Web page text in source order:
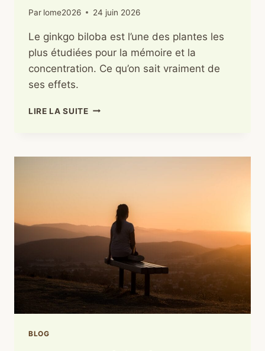
Par lome2026 24 juin 2026
Le ginkgo biloba est l’une des plantes les
plus étudiées pour la mémoire et la
concentration. Ce qu’on sait vraiment de
ses effets.
LIRE LA SUITEGINKGO
MENTAL
CLARTÉ
QUAND
LA
MÉMOIRE
FLANCHE
BLOG